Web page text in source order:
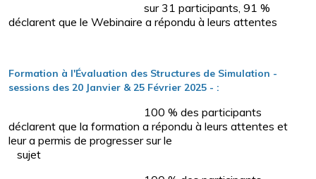
sur 31 participants, 91 %
déclarent que le Webinaire a répondu à leurs attentes
Formation à l'Évaluation des Structures de Simulation -
sessions des 20 Janvier & 25 Février 2025 - :
100 % des participants
déclarent que la formation a répondu à leurs attentes et
leur a permis de progresser sur le
sujet